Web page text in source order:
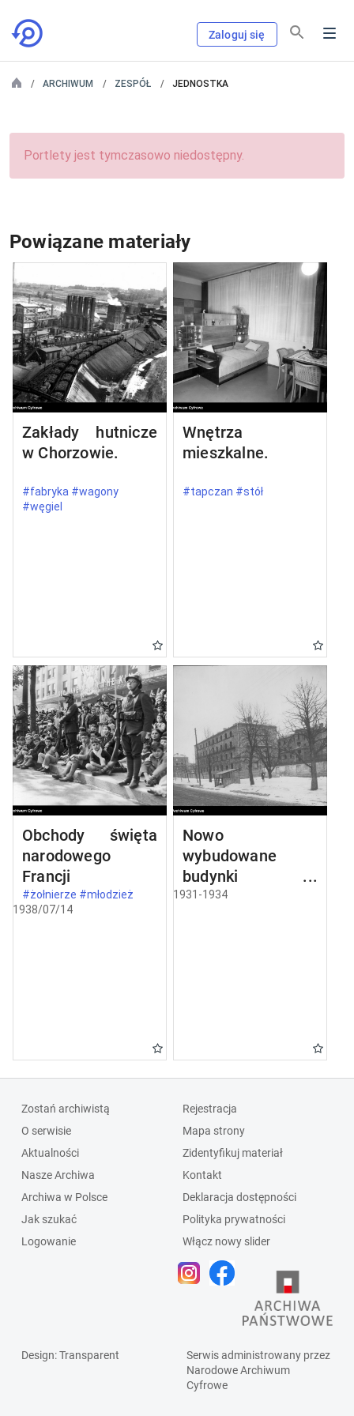
Zaloguj się
ARCHIWUM ZESPÓŁ JEDNOSTKA
Portlety jest tymczasowo niedostępny.
Powiązane materiały
Zakłady hutnicze
w Chorzowie.
#fabryka #wagony
#węgiel
Wnętrza
mieszkalne.
#tapczan #stół
Obchody święta
narodowego
Francji
#żołnierze #młodzież
1938/07/14
Nowo
wybudowane
budynki w
Częstochowie
1931-1934
Zostań archiwistą
O serwisie
Aktualności
Nasze Archiwa
Archiwa w Polsce
Jak szukać
Logowanie
Rejestracja
Mapa strony
Zidentyfikuj materiał
Kontakt
Deklaracja dostępności
Polityka prywatności
Włącz nowy slider
Design: Transparent
Serwis administrowany przez
Narodowe Archiwum
Cyfrowe